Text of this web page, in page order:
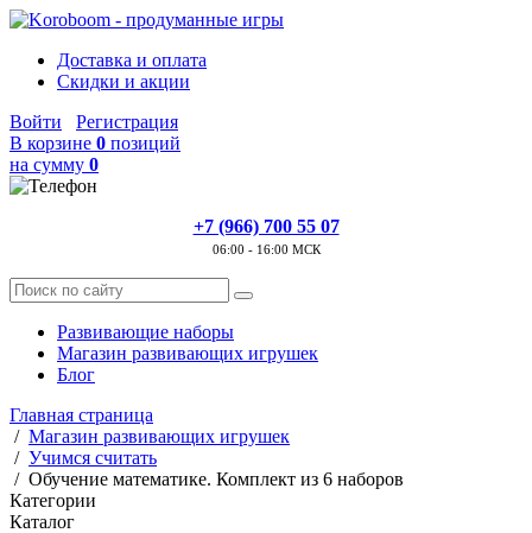
Доставка и оплата
Скидки и акции
Войти
Регистрация
В корзине 0 позиций
на сумму 0
+7 (966) 700 55 07
06:00 - 16:00 МСК
Развивающие наборы
Магазин развивающих игрушек
Блог
Главная страница
/ Магазин развивающих игрушек
/ Учимся считать
/ Обучение математике. Комплект из 6 наборов
Категории
Каталог